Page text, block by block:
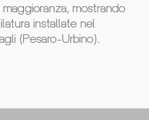
mostrando
installate nel
(Pesaro-Urbino).